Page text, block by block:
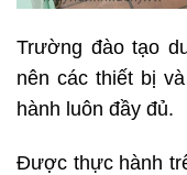
Trường đào tạo
nên các thiết bị
hành luôn đầy đủ.
Được thực hành